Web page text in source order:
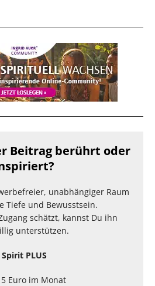
Beitrag berührt oder
unabhängiger Raum
Tiefe und Bewusstsein.
schätzt, kannst Du ihn
unterstützen.
Spirit PLUS
Euro im Monat